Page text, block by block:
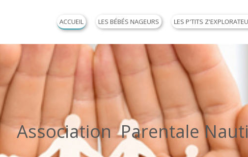
ACCUEIL LES BÉBÉS NAGEURS LES P'TITS
Association Parentale